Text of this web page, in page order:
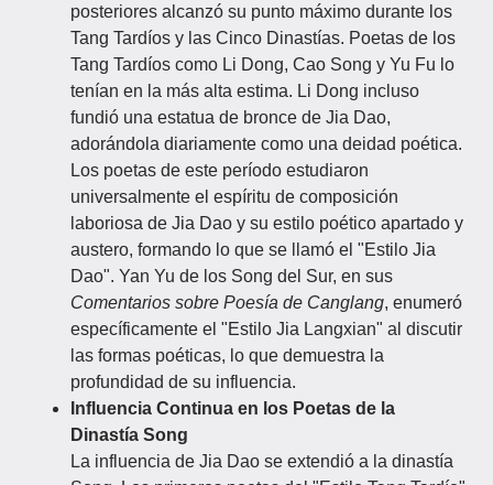
posteriores alcanzó su punto máximo durante los
Tang Tardíos y las Cinco Dinastías. Poetas de los
Tang Tardíos como Li Dong, Cao Song y Yu Fu lo
tenían en la más alta estima. Li Dong incluso
fundió una estatua de bronce de Jia Dao,
adorándola diariamente como una deidad poética.
Los poetas de este período estudiaron
universalmente el espíritu de composición
laboriosa de Jia Dao y su estilo poético apartado y
austero, formando lo que se llamó el "Estilo Jia
Dao". Yan Yu de los Song del Sur, en sus
Comentarios sobre Poesía de Canglang, enumeró
específicamente el "Estilo Jia Langxian" al discutir
las formas poéticas, lo que demuestra la
profundidad de su influencia.
Influencia Continua en los Poetas de la
Dinastía Song
La influencia de Jia Dao se extendió a la dinastía